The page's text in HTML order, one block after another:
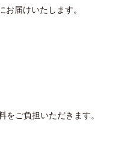
届けいたします。
ご負担いただきます。